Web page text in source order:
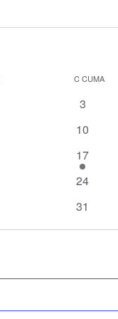
CCUMA
0
3
0
10
1
etkinlik
17
0
24
0
31